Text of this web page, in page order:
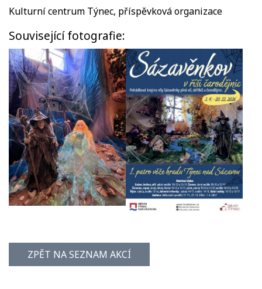
Kulturní centrum Týnec, příspěvková organizace
Související fotografie:
ZPĚT NA SEZNAM AKCÍ